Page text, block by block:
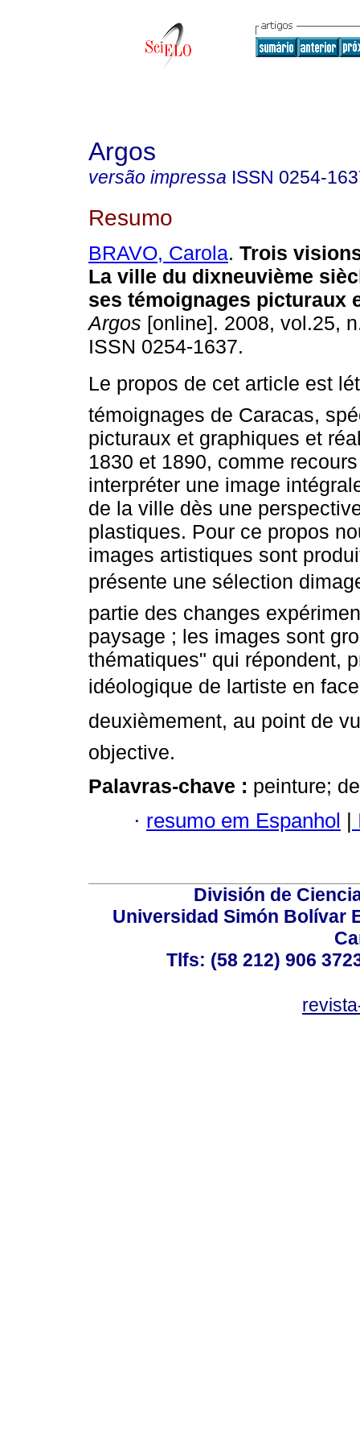
Argos
versão impressa ISSN 0254-
Resumo
BRAVO, Carola. Trois
La ville du dixneuvième
ses témoignages picturaux
Argos [online]. 2008, vol.25,
ISSN 0254-1637.
Le propos de cet article est
témoignages de Caracas,
picturaux et graphiques et
1830 et 1890, comme
interpréter une image
de la ville dès une
plastiques. Pour ce propos
images artistiques sont
présente une sélection
partie des changes
paysage ; les images sont
thématiques" qui répondent,
idéologique de lartiste en
deuxièmement, au point de
objective.
Palavras-chave : peinture;
· resumo em Espanhol |
División de
Universidad Simón Bolívar
Tlfs: (58 212) 906